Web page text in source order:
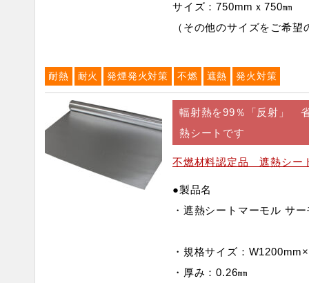
サイズ：750mmｘ750㎜
（その他のサイズをご希
耐熱 耐火 発煙発火対策 不燃 遮熱 発火対策
輻射熱を99％「反射」
熱シートです
不燃材料認定品 遮熱シ
●製品名
・遮熱シートマーモル サ
・規格サイズ：
・厚み：0.26㎜